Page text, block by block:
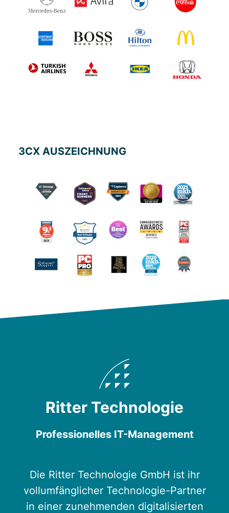
3CX AUSZEICHNUNG
Ritter Technologie
Professionelles IT-Management
Die Ritter Technologie GmbH ist ihr
vollumfänglicher Technologie-Partner
in einer zunehmenden digitalisierten